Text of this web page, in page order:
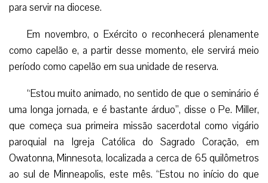
para servir na diocese.
Em novembro, o Exército o reconhecerá plenamente
como capelão e, a partir desse momento, ele servirá meio
período como capelão em sua unidade de reserva.
“Estou muito animado, no sentido de que o seminário é
uma longa jornada, e é bastante árduo”, disse o Pe. Miller,
que começa sua primeira missão sacerdotal como vigário
paroquial na Igreja Católica do Sagrado Coração, em
Owatonna, Minnesota, localizada a cerca de 65 quilômetros
ao sul de Minneapolis, este mês. “Estou no início do que